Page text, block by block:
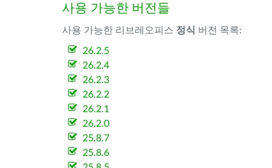
사용 가능한 버전들
사용 가능한 리브레오피스 정식 버전 목록:
26.2.5
26.2.4
26.2.3
26.2.2
26.2.1
26.2.0
25.8.7
25.8.6